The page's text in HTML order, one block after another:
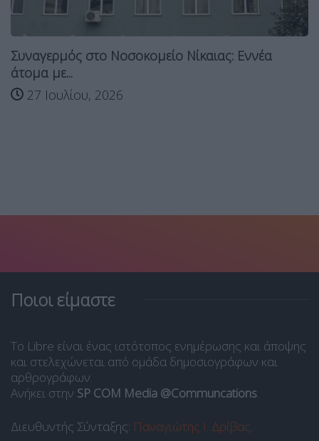
Συναγερμός στο Νοσοκομείο Νίκαιας: Εννέα
άτομα με...
27 Ιουλίου, 2026
Ποιοι είμαστε
Το Libre είναι ένας ιστότοπος ενημέρωσης και άποψης
και στελεχώνεται από ομάδα δημοσιογράφων και
αρθρογράφων.
Ανήκει στην SP COM Media @Communcations.
Διευθυντής Σύνταξης: Παναγιώτης Ι. Δρίβας.